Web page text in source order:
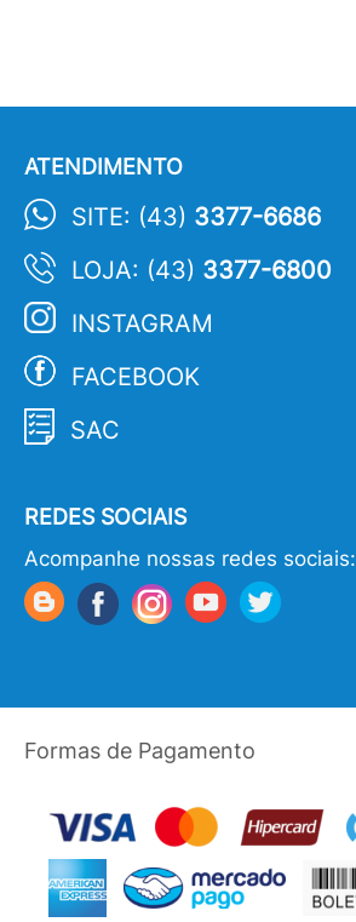
ATENDIMENTO
SITE: (43) 3377-6686
LOJA: (43) 3377-6800
INSTAGRAM
FACEBOOK
SAC
REDES SOCIAIS
Acompanhe nossas redes sociais:
Formas de Pagamento